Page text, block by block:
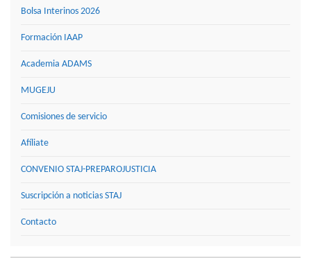
Bolsa Interinos 2026
Formación IAAP
Academia ADAMS
MUGEJU
Comisiones de servicio
Afíliate
CONVENIO STAJ-PREPAROJUSTICIA
Suscripción a noticias STAJ
Contacto